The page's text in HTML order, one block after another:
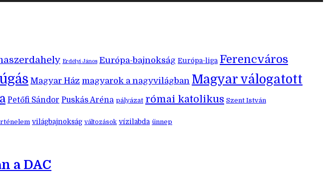
Erdélyi János Európa-bajnokság Európa-liga Ferencváros
Magyar Ház magyarok a nagyvilágban Magyar válogatott
Petőfi Sándor Puskás Aréna pályázat római katolikus Szent István
világbajnokság változások vízilabda ünnep
a DAC